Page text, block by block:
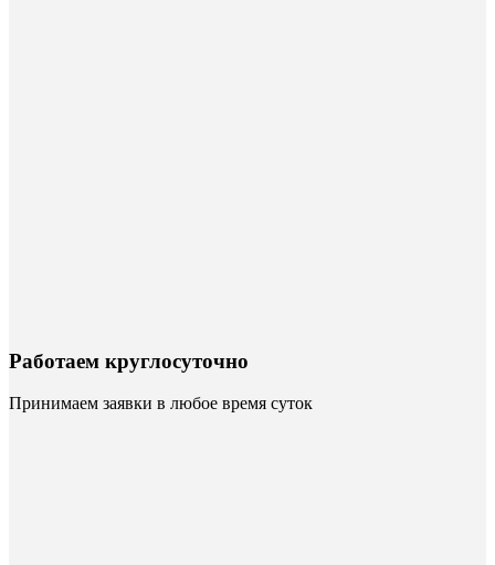
Работаем круглосуточно
Принимаем заявки в любое время суток